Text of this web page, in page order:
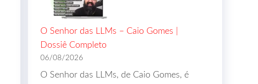
O Senhor das LLMs – Caio Gomes |
Dossiê Completo
06/08/2026
O Senhor das LLMs, de Caio Gomes, é